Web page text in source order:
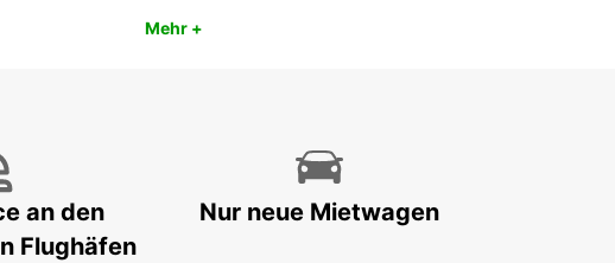
Mehr +
an den
Flughäfen
Nur neue Mietwagen